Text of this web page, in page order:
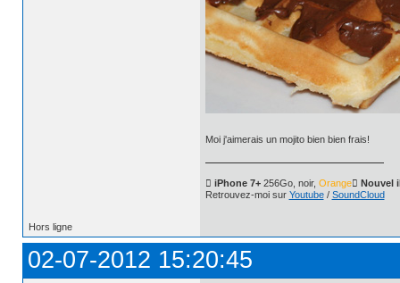
Moi j'aimerais un mojito bien bien frais!
 iPhone 7+256Go, noir, Orange Nouvel
Retrouvez-moi sur Youtube/ SoundCloud
Hors ligne
02-07-2012 15:20:45